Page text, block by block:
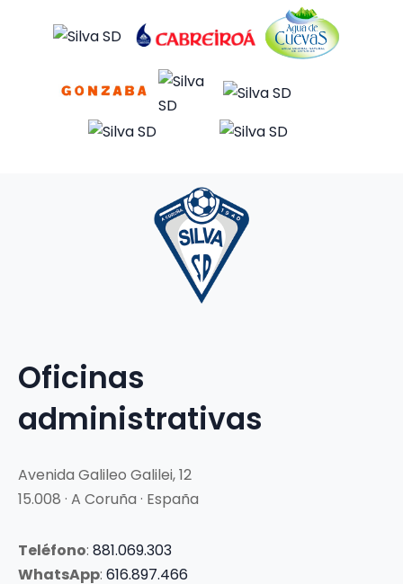
Oficinas
administrativas
Avenida Galileo Galilei, 12
15.008 · A Coruña · España
Teléfono: 881.069.303
WhatsApp: 616.897.466